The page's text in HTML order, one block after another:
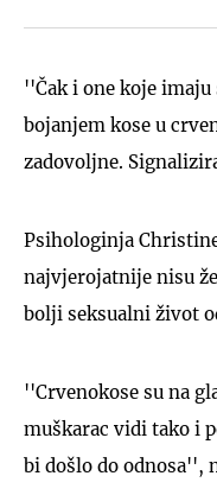
''Čak i one koje
bojanjem kose u
zadovoljne.
Psihologinja
najvjerojatnije nisu
bolji seksualni život
''Crvenokose su na
muškarac vidi tako i
bi došlo do odnosa'',